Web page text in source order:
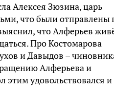
Алексея Зюзина, царь
что были отправлены
что Алферьев
Про Костомарова
и Давыдов –
Алферьева и
этим удовольствовался и